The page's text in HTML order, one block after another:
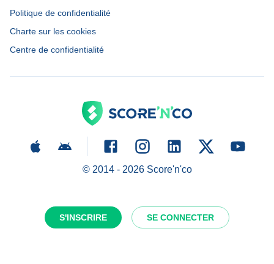
S'INSCRIRE SE CONNECTER
Politique de confidentialité
Charte sur les cookies
Centre de confidentialité
© 2014 - 2026Score'n'co